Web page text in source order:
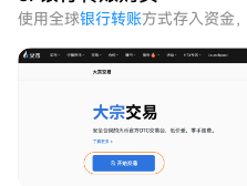
使用全球银行转账方式存入资金